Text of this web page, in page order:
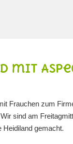
mit
Frauchen zum
sind am
Heidiland gemacht.